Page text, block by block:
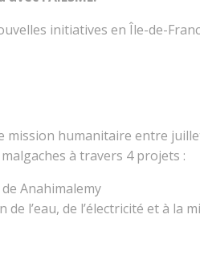
initiatives en Île-de-
mission humanitaire entre
à travers 4 projets :
Anahimalemy
l’eau, de l’électricité et à la